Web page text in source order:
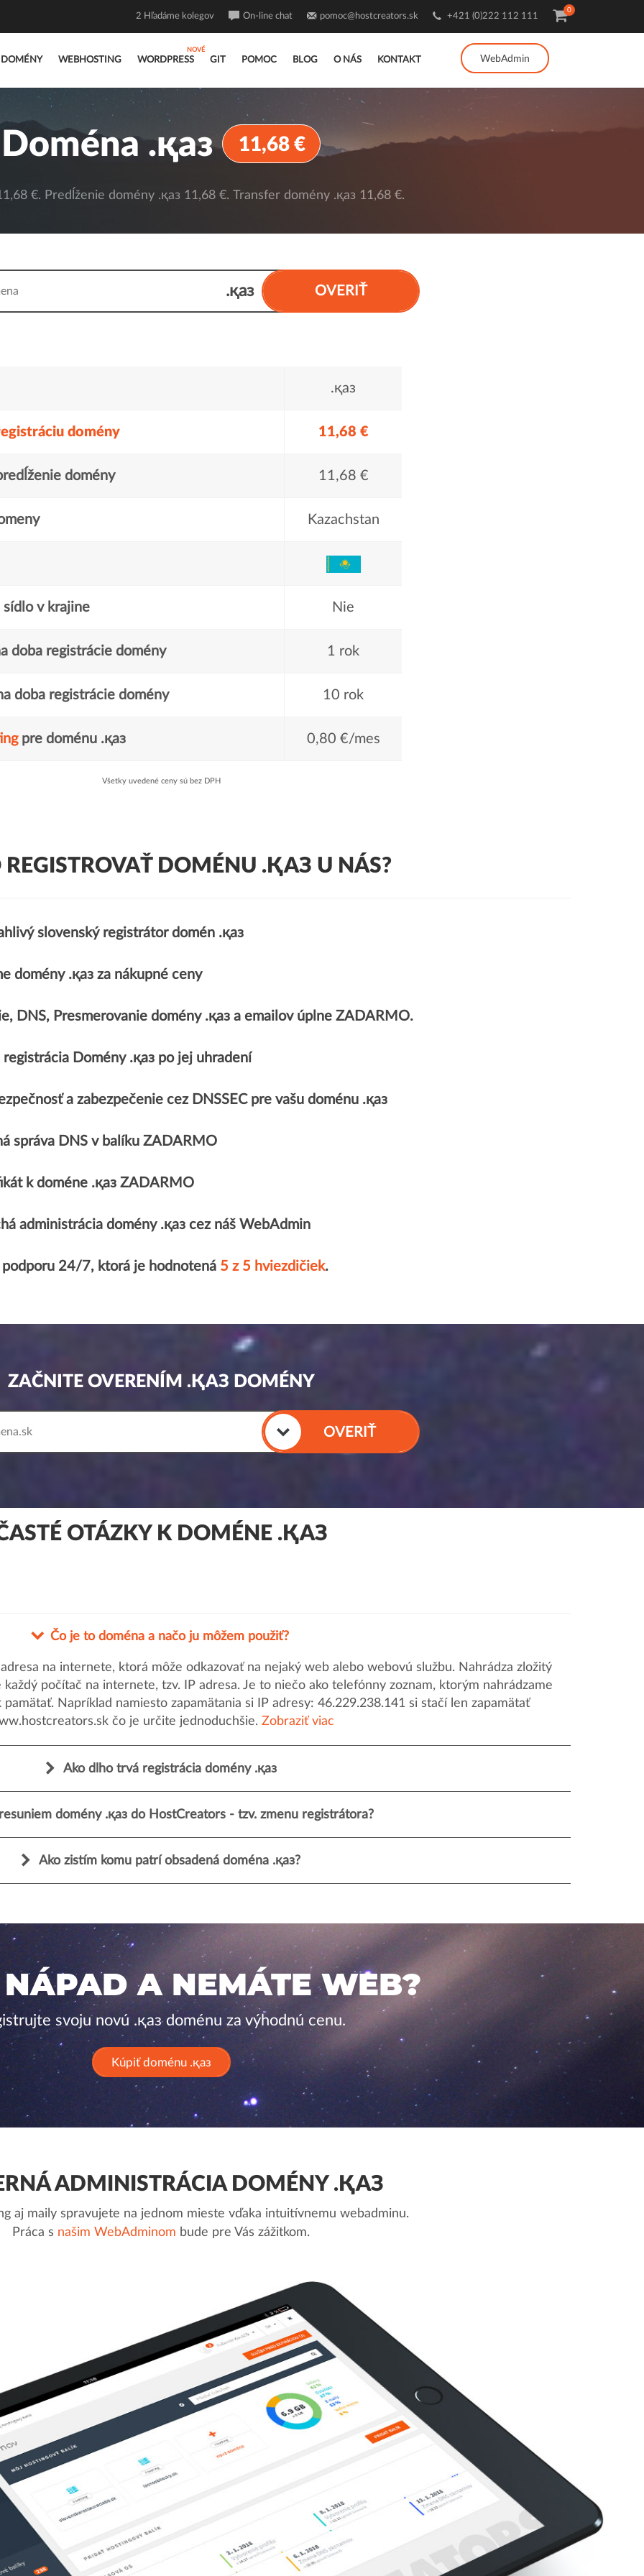
DOMÉNY WEBHOSTING WORDPRESS GIT POMOC BLOG O NÁS KONTAKT WebAdmin
2 Hľadáme kolegov On-line chat pomoc@hostcreators.sk +421 (0)222 112 111
0
Doména .қаз 11,68 €
€. Predĺženie domény .қаз 11,68 €. Transfer domény .қаз 11,68 €.
OVERIŤ
.қаз
.қаз
domény 11,68 €
domény 11,68 €
Kazachstan
sídlo v krajine Nie
doba registrácie domény 1 rok
doba registrácie domény 10 rok
pre doménu .қаз 0,80 €/mes
Všetky uvedené ceny sú bez DPH
REGISTROVAŤ DOMÉNU .ҚАЗ U NÁS?
slovenský registrátor domén .қаз
domény .қаз za nákupné ceny
DNS, Presmerovanie domény .қаз a emailov úplne ZADARMO.
Domény .қаз po jej uhradení
a zabezpečenie cez DNSSEC pre vašu doménu .қаз
správa DNS v balíku ZADARMO
k doméne .қаз ZADARMO
administrácia domény .қаз cez náš WebAdmin
24/7, ktorá je hodnotená 5 z 5 hviezdičiek.
ZAČNITE OVERENÍM .ҚАЗ DOMÉNY
OVERIŤ
OTÁZKY K DOMÉNE .ҚАЗ
Čo je to doména a načo ju môžem použiť?
na internete, ktorá môže odkazovať na nejaký web alebo webovú službu. Nahrádza zložitý
počítač na internete, tzv. IP adresa. Je to niečo ako telefónny zoznam, ktorým nahrádzame
Napríklad namiesto zapamätania si IP adresy: 46.229.238.141 si stačí len zapamätať
čo je určite jednoduchšie. Zobraziť viac
Ako dlho trvá registrácia domény .қаз
domény .қаз do HostCreators - tzv. zmenu registrátora?
Ako zistím komu patrí obsadená doména .қаз?
A NEMÁTE WEB?
svoju novú .қаз doménu za výhodnú cenu.
Kúpiť doménu .қаз
ADMINISTRÁCIA DOMÉNY .ҚАЗ
aj maily spravujete na jednom mieste vďaka intuitívnemu webadminu.
Práca s našim WebAdminom bude pre Vás zážitkom.